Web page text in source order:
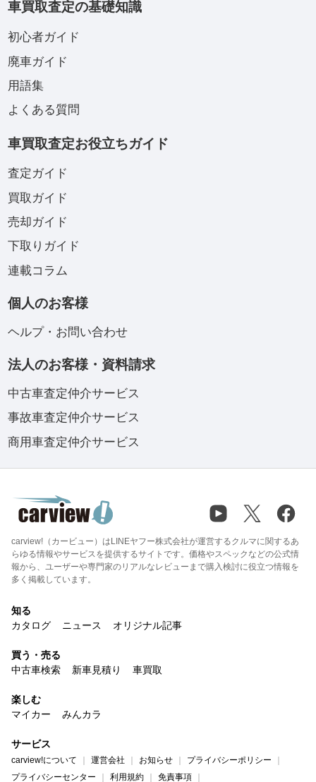
車買取査定の基礎知識
初心者ガイド
廃車ガイド
用語集
よくある質問
車買取査定お役立ちガイド
査定ガイド
買取ガイド
売却ガイド
下取りガイド
連載コラム
個人のお客様
ヘルプ・お問い合わせ
法人のお客様・資料請求
中古車査定仲介サービス
事故車査定仲介サービス
商用車査定仲介サービス
carview!（カービュー）はLINEヤフー株式会社が運営するクルマに関するあ
らゆる情報やサービスを提供するサイトです。価格やスペックなどの公式情
報から、ユーザーや専門家のリアルなレビューまで購入検討に役立つ情報を
多く掲載しています。
知る
カタログ
ニュース オリジナル記事
買う・売る
中古車検索
新車見積り 車買取
楽しむ
マイカー
みんカラ
サービス
carview!について 運営会社 お知らせ
プライバシーポリシー
プライバシーセンター
利用規約 免責事項